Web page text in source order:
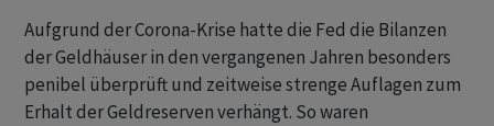
Aufgrund der Corona-Krise hatte die Fed die Bilanzen
der Geldhäuser in den vergangenen Jahren besonders
penibel überprüft und zeitweise strenge Auflagen zum
Erhalt der Geldreserven verhängt. So waren